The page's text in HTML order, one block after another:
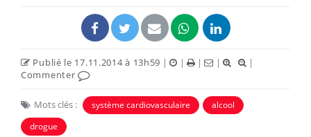
Publié le 17.11.2014 à 13h59 | | | |
|
Commenter
Mots clés : système cardiovasculaire
alcool
drogue